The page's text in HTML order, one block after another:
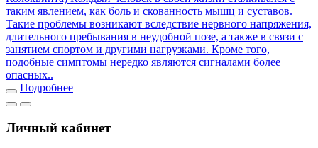
таким явлением, как боль и скованность мышц и суставов.
Такие проблемы возникают вследствие нервного напряжения,
длительного пребывания в неудобной позе, а также в связи с
занятием спортом и другими нагрузками. Кроме того,
подобные симптомы нередко являются сигналами более
опасных..
Подробнее
Личный кабинет